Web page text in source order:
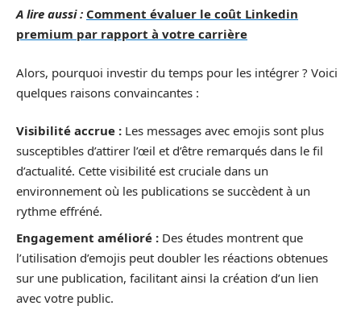
A lire aussi : Comment évaluer le coût Linkedin
premium par rapport à votre carrière
Alors, pourquoi investir du temps pour les intégrer ? Voici
quelques raisons convaincantes :
Visibilité accrue : Les messages avec emojis sont plus
susceptibles d’attirer l’œil et d’être remarqués dans le fil
d’actualité. Cette visibilité est cruciale dans un
environnement où les publications se succèdent à un
rythme effréné.
Engagement amélioré : Des études montrent que
l’utilisation d’emojis peut doubler les réactions obtenues
sur une publication, facilitant ainsi la création d’un lien
avec votre public.